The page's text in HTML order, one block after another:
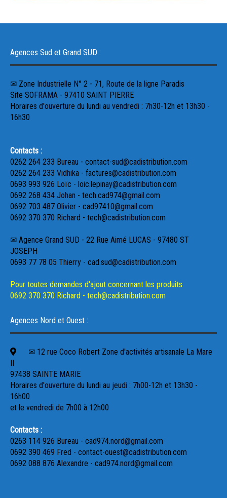
Agences Sud et Grand SUD :
✉ Zone Industrielle N° 2 - 71, Route de la ligne Paradis
Site SOFRAMA - 97410 SAINT PIERRE
Horaires d'ouverture du lundi au vendredi : 7h30-12h et 13h30 -
16h30
Contacts :
0262 264 233 Bureau - contact-sud@cadistribution.com
0262 264 233 Vidhika - factures@cadistribution.com
0693 993 926 Loïc - loic.lepinay@cadistribution.com
0692 268 434 Johan - tech.cad974@gmail.com
0692 703 487 Olivier - cad97410@gmail.com
0692 370 370 Richard - tech@cadistribution.com
✉ Agence Grand SUD - 22 Rue Aimé LUCAS - 97480 ST
JOSEPH
0693 77 78 05 Thierry - cad.sud@cadistribution.com
Pour toutes demandes d'ajout concernant les produits
0692 370 370 Richard - tech@cadistribution.com
Agences Nord et Ouest :
✉ 12 rue Coco Robert Zone d'activités artisanale La Mare
II
97438 SAINTE MARIE
Horaires d'ouverture du lundi au jeudi : 7h00-12h et 13h30 -
16h00
et le vendredi de 7h00 à 12h00
Contacts :
0263 114 926 Bureau - cad974.nord@gmail.com
0692 390 469 Fred - contact-ouest@cadistribution.com
0692 088 876 Alexandre - cad974.nord@gmail.com